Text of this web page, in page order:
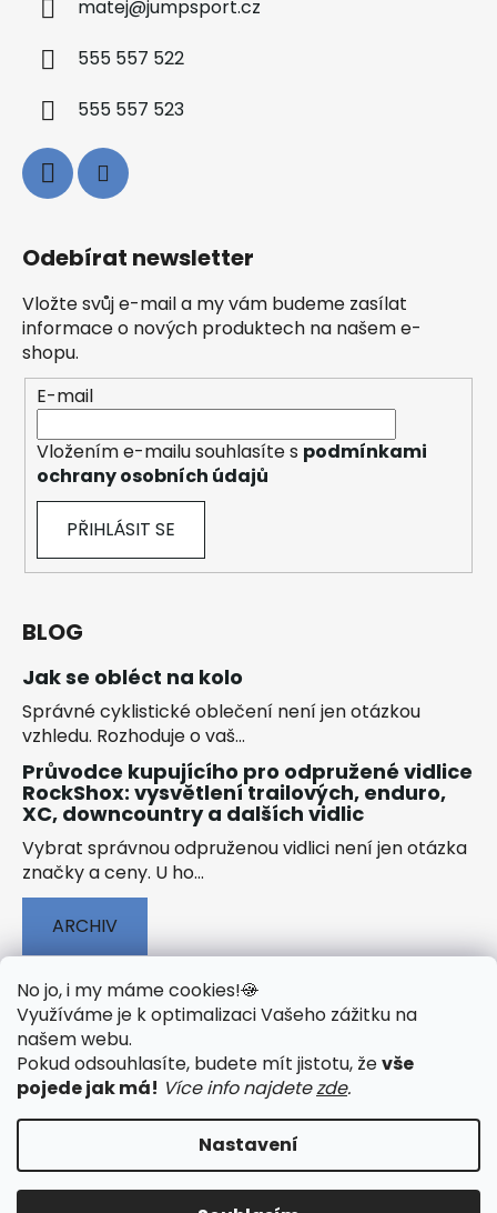
No jo, i my máme cookies!🍪
Využíváme je k optimalizaci Vašeho zážitku na
našem webu.
Pokud odsouhlasíte, budete mít jistotu, ževše
pojede jak má! Více info najdetezde.
Nastavení
matej@jumpsport.cz
555 557 522
555 557 523
Odebírat newsletter
Vložte svůj e-mail a my vám budeme zasílat
informace o nových produktech na našem e-
shopu.
E-mail
Vložením e-mailu souhlasíte s podmínkami
ochrany osobních údajů
PŘIHLÁSIT SE
BLOG
Jak se obléct na kolo
Správné cyklistické oblečení není jen otázkou
vzhledu. Rozhoduje o vaš...
Průvodce kupujícího pro odpružené vidlice
RockShox: vysvětlení trailových, enduro,
XC, downcountry a dalších vidlic
Vybrat správnou odpruženou vidlici není jen otázka
značky a ceny. U ho...
ARCHIV
🟢 TECHNOLOGIE
🟢 O ELEKTROKOLECH
🟢 NÁVODY KE STAŽENÍ
Vytvořil Shoptet&PekneWeby